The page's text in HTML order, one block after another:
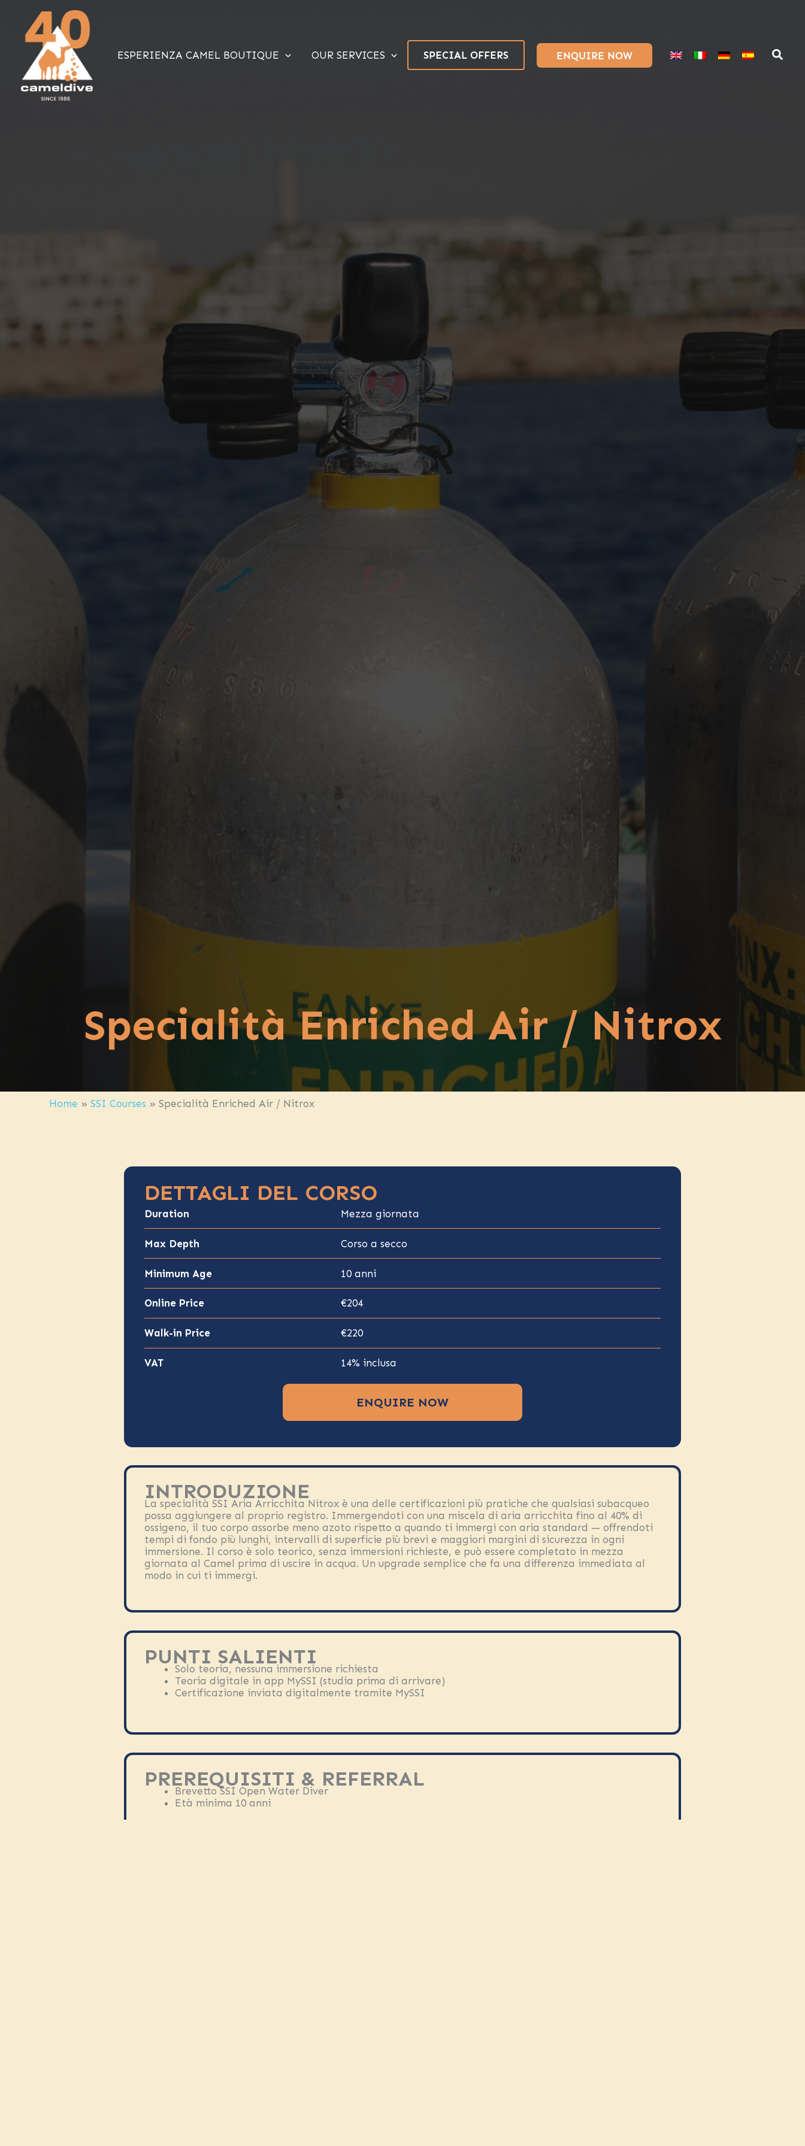
contenuto
ESPERIENZA CAMEL BOUTIQUE OUR SERVICES SPECIAL OFFERS ENQUIRE NOW
Specialità Enriched Air / Nitrox
Home » SSI Courses » Specialità Enriched Air / Nitrox
DETTAGLI DEL CORSO
Duration Mezza giornata
Max Depth Corso a secco
Minimum Age 10 anni
Online Price €204
Walk-in Price €220
VAT 14% inclusa
ENQUIRE NOW
INTRODUZIONE
La specialità SSI Aria Arricchita Nitrox è una delle certificazioni più pratiche che qualsiasi subacqueo
possa aggiungere al proprio registro. Immergendoti con una miscela di aria arricchita fino al 40% di
ossigeno, il tuo corpo assorbe meno azoto rispetto a quando ti immergi con aria standard — offrendoti
tempi di fondo più lunghi, intervalli di superficie più brevi e maggiori margini di sicurezza in ogni
immersione. Il corso è solo teorico, senza immersioni richieste, e può essere completato in mezza
giornata al Camel prima di uscire in acqua. Un upgrade semplice che fa una differenza immediata al
modo in cui ti immergi.
PUNTI SALIENTI
Solo teoria, nessuna immersione richiesta
Teoria digitale in app MySSI (studia prima di arrivare)
Certificazione inviata digitalmente tramite MySSI
PREREQUISITI & REFERRAL
Brevetto SSI Open Water Diver
Età minima 10 anni